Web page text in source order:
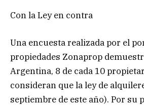
Con la Ley en contra
Una encuesta realizada por el
propiedades Zonaprop
Argentina, 8 de cada 10
consideran que la ley de
septiembre de este año). Por su